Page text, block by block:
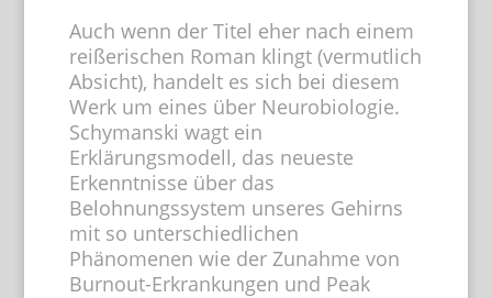
Auch wenn der Titel eher nach einem
reißerischen Roman klingt (vermutlich
Absicht), handelt es sich bei diesem
Werk um eines über Neurobiologie.
Schymanski wagt ein
Erklärungsmodell, das neueste
Erkenntnisse über das
Belohnungssystem unseres Gehirns
mit so unterschiedlichen
Phänomenen wie der Zunahme von
Burnout-Erkrankungen und Peak